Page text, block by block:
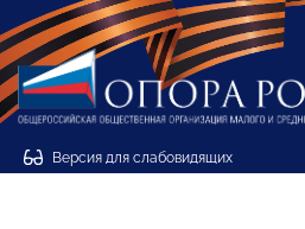
Версия для слабовидящих